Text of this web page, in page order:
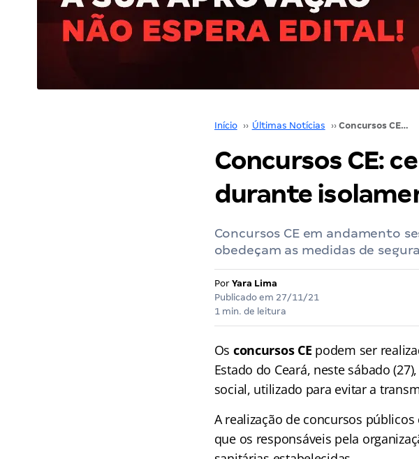
Início ›› Últimas Notícias ›› Concursos CE: certames autorizados durante isolamento social
Concursos CE:
durante
Concursos CE em andamento
obedeçam as medidas de
Por Yara Lima
Publicado em 27/11/21
1 min. de leitura
Os concursos CE podem ser
Estado do Ceará, neste sábado
social, utilizado para evitar a
A realização de concursos
que os responsáveis pela